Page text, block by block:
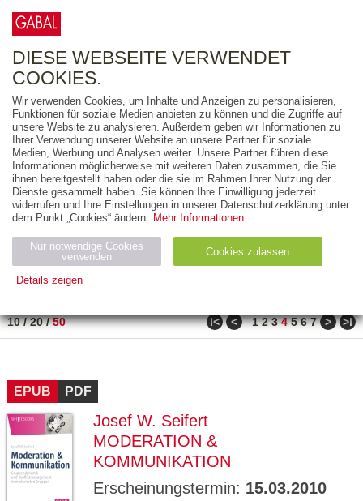
FREITEXT
AUSGABEART
AUS DER REIHE
ZUM THEMA
Neuerscheinung
Bestseller
PREIS
10/20/50 ǀ< < 1 2 3 4 5 6 7 > >ǀ
EPUB PDF
Josef W. Seifert
MODERATION &
KOMMUNIKATION
Erscheinungstermin: 15.03.2010
DIESE WEBSEITE VERWENDET
COOKIES.
Wir verwenden Cookies, um Inhalte und Anzeigen zu personalisieren,
Funktionen für soziale Medien anbieten zu können und die Zugriffe auf
unsere Website zu analysieren. Außerdem geben wir Informationen zu
Ihrer Verwendung unserer Website an unsere Partner für soziale
Medien, Werbung und Analysen weiter. Unsere Partner führen diese
Informationen möglicherweise mit weiteren Daten zusammen, die Sie
ihnen bereitgestellt haben oder die sie im Rahmen Ihrer Nutzung der
Dienste gesammelt haben. Sie können Ihre Einwilligung jederzeit
widerrufen und Ihre Einstellungen in unserer Datenschutzerklärung unter
dem Punkt „Cookies“ ändern. Mehr Informationen.
Nur notwendige Cookies
verwenden
Cookies zulassen
Details zeigen
Name Zweck
Ty
ESSION
_ID
verlag.
de
GV_CO
OKIES
gabal-
verlag.
Speichert den Zustimmungsstatus des
Domäne.